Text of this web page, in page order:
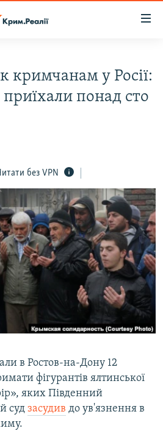
кримчанам у Росії:
приїхали понад сто
без VPN
в Ростов-на-Дону 12
фігурантів ялтинської
яких Південний
суд засудив до ув'язнення в